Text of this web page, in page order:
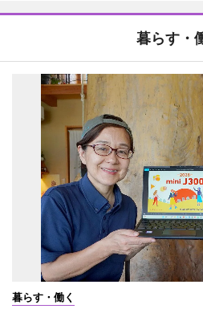
暮らす・
暮らす・働く